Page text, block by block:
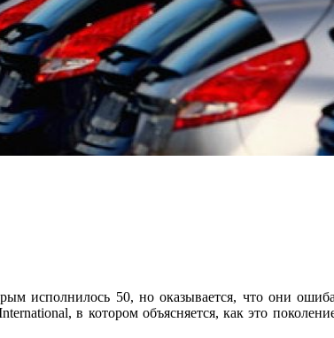
исполнилось 50, но оказывается, что они
в котором объясняется, как это